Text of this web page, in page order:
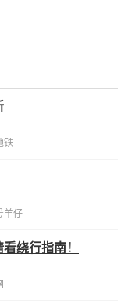
铁
羊仔
绕行指南！